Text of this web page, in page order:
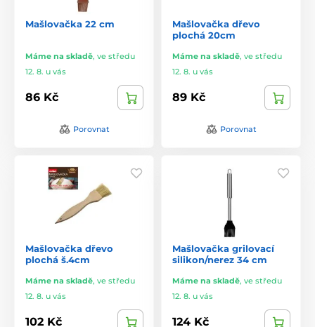
Mašlovačka 22 cm
Máme na skladě, ve středu
12. 8. u vás
86 Kč
Porovnat
Mašlovačka dřevo
plochá 20cm
Máme na skladě, ve středu
12. 8. u vás
89 Kč
Porovnat
Mašlovačka dřevo
plochá š.4cm
Máme na skladě, ve středu
12. 8. u vás
102 Kč
Mašlovačka grilovací
silikon/nerez 34 cm
Máme na skladě, ve středu
12. 8. u vás
124 Kč